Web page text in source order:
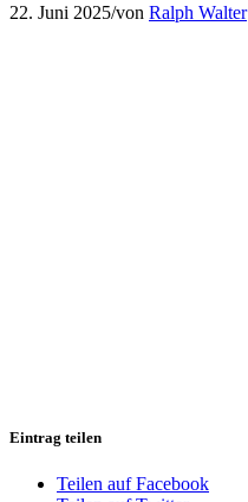
22. Juni 2025/von Ralph Walter
Eintrag teilen
Teilen auf Facebook